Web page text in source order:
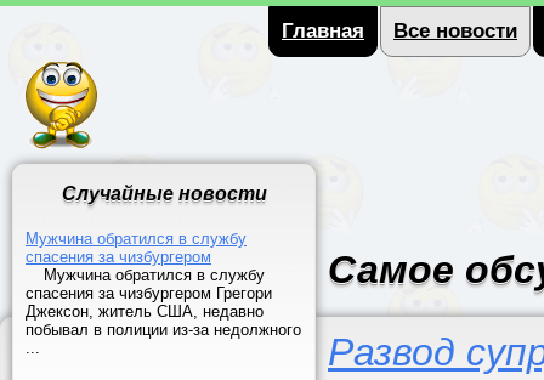
Главная Все новости
Случайные новости
Мужчина обратился в службу
спасения за чизбургером
Мужчина обратился в службу
спасения за чизбургером Грегори
Джексон, житель США, недавно
побывал в полиции из-за недолжного
...
Самое
Развод